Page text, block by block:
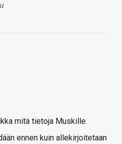
mitä tietoja Muskille.
ennen kuin allekirjoitetaan